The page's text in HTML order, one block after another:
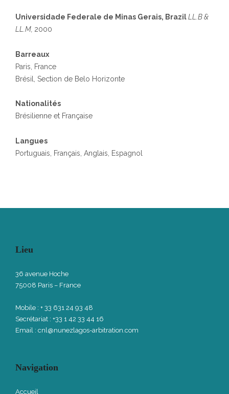
Universidade Federale de Minas Gerais, BrazilLL.B &
LL.M, 2000
Barreaux
Paris, France
Brésil, Section de Belo Horizonte
Nationalités
Brésilienne et Française
Langues
Portuguais, Français, Anglais, Espagnol
Lieu
36 avenue Hoche
75008 Paris – France
Mobile : + 33 631 24 93 48
Secrétariat : +33 1 42 33 44 16
Email : cnl@nunezlagos-arbitration.com
Navigation
Accueil